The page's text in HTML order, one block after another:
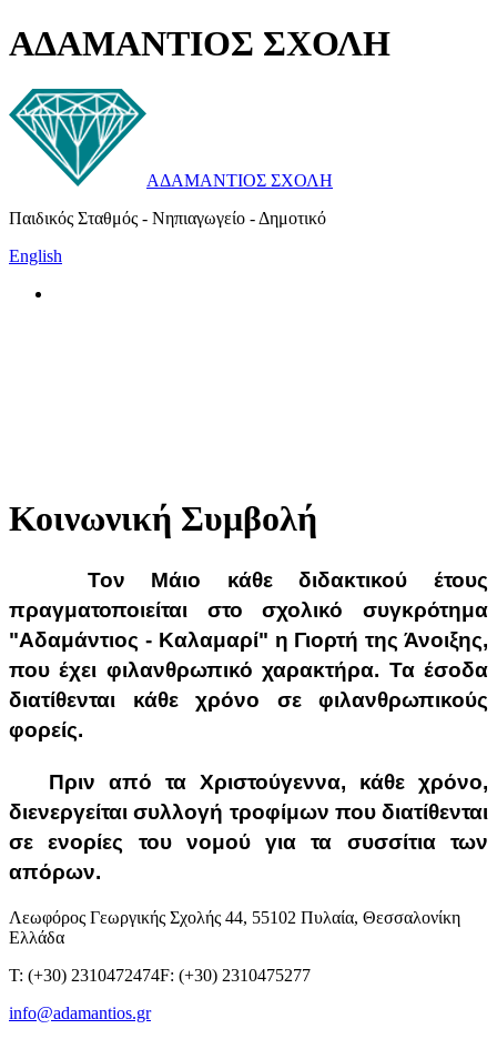
ΑΔΑΜΑΝΤΙΟΣ ΣΧΟΛΗ
ΑΔΑΜΑΝΤΙΟΣ ΣΧΟΛΗ
Παιδικός Σταθμός - Νηπιαγωγείο - Δημοτικό
English
Κοινωνική Συμβολή
Τον Μάιο κάθε διδακτικού έτους
πραγματοποιείται στο σχολικό συγκρότημα
"Αδαμάντιος - Καλαμαρί" η Γιορτή της Άνοιξης,
που έχει φιλανθρωπικό χαρακτήρα. Τα έσοδα
διατίθενται κάθε χρόνο σε φιλανθρωπικούς
φορείς.
Πριν από τα Χριστούγεννα, κάθε χρόνο,
διενεργείται συλλογή τροφίμων που διατίθενται
σε ενορίες του νομού για τα συσσίτια των
απόρων.
Λεωφόρος Γεωργικής Σχολής 44, 55102 Πυλαία, Θεσσαλονίκη
Ελλάδα
T: (+30) 2310472474F: (+30) 2310475277
info@adamantios.gr